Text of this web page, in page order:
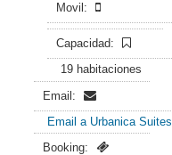
Movil:
Capacidad:
19 habitaciones
Email:
Email a Urbanica Suites
Booking: